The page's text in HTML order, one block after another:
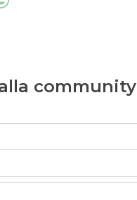
community